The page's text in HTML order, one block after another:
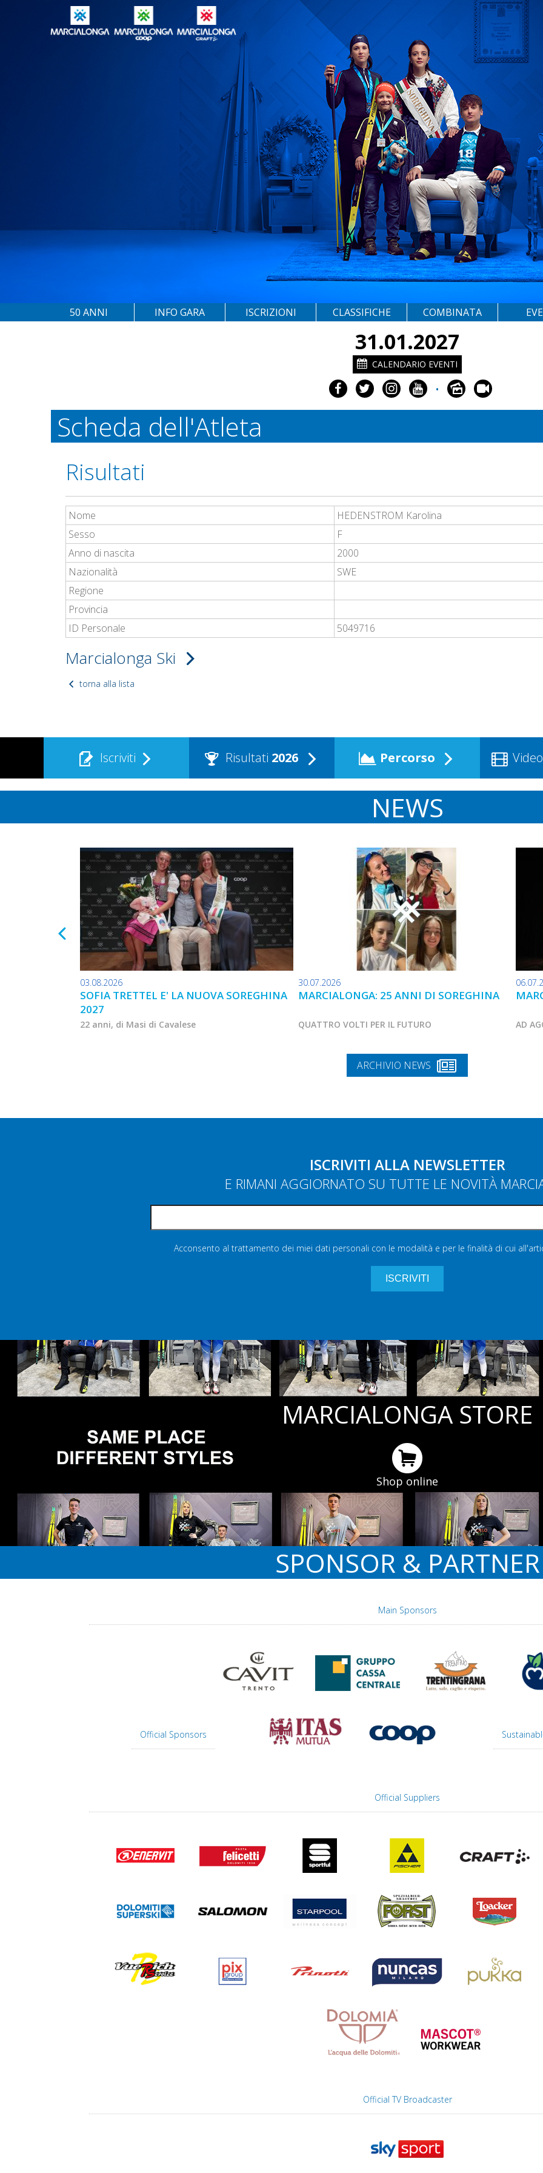
50 ANNI INFO GARA ISCRIZIONI CLASSIFICHE COMBINATA
31.01.2027
CALENDARIO EVENTI
•
Scheda dell'Atleta
Risultati
Nome
HEDENSTROM Karolina
Sesso
F
Anno di nascita
2000
Nazionalità
SWE
Regione
Provincia
ID Personale
5049716
Marcialonga Ski
torna alla lista
Iscriviti Risultati 2026 Percorso Video
NEWS
03.08.2026
SOFIA TRETTEL E' LA NUOVA SOREGHINA
2027
22 anni, di Masi di Cavalese
30.07.2026
MARCIALONGA: 25 ANNI DI SOREGHINA
QUATTRO VOLTI PER IL FUTURO AD
ARCHIVIO NEWS
ISCRIVITI ALLA NEWSLETTER
E RIMANI AGGIORNATO SU TUTTE LE NOVITÀ
Acconsento al trattamento dei miei dati personali con le modalità e per le finalità di cui
MARCIALONGA STORE
Shop online
SPONSOR & PARTNER
Main Sponsors
Official Sponsors
Official Suppliers
Official TV Broadcaster